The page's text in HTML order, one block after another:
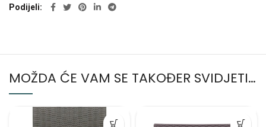
Podijeli
MOŽDA ĆE VAM SE TAKOĐER SVIDJETI…